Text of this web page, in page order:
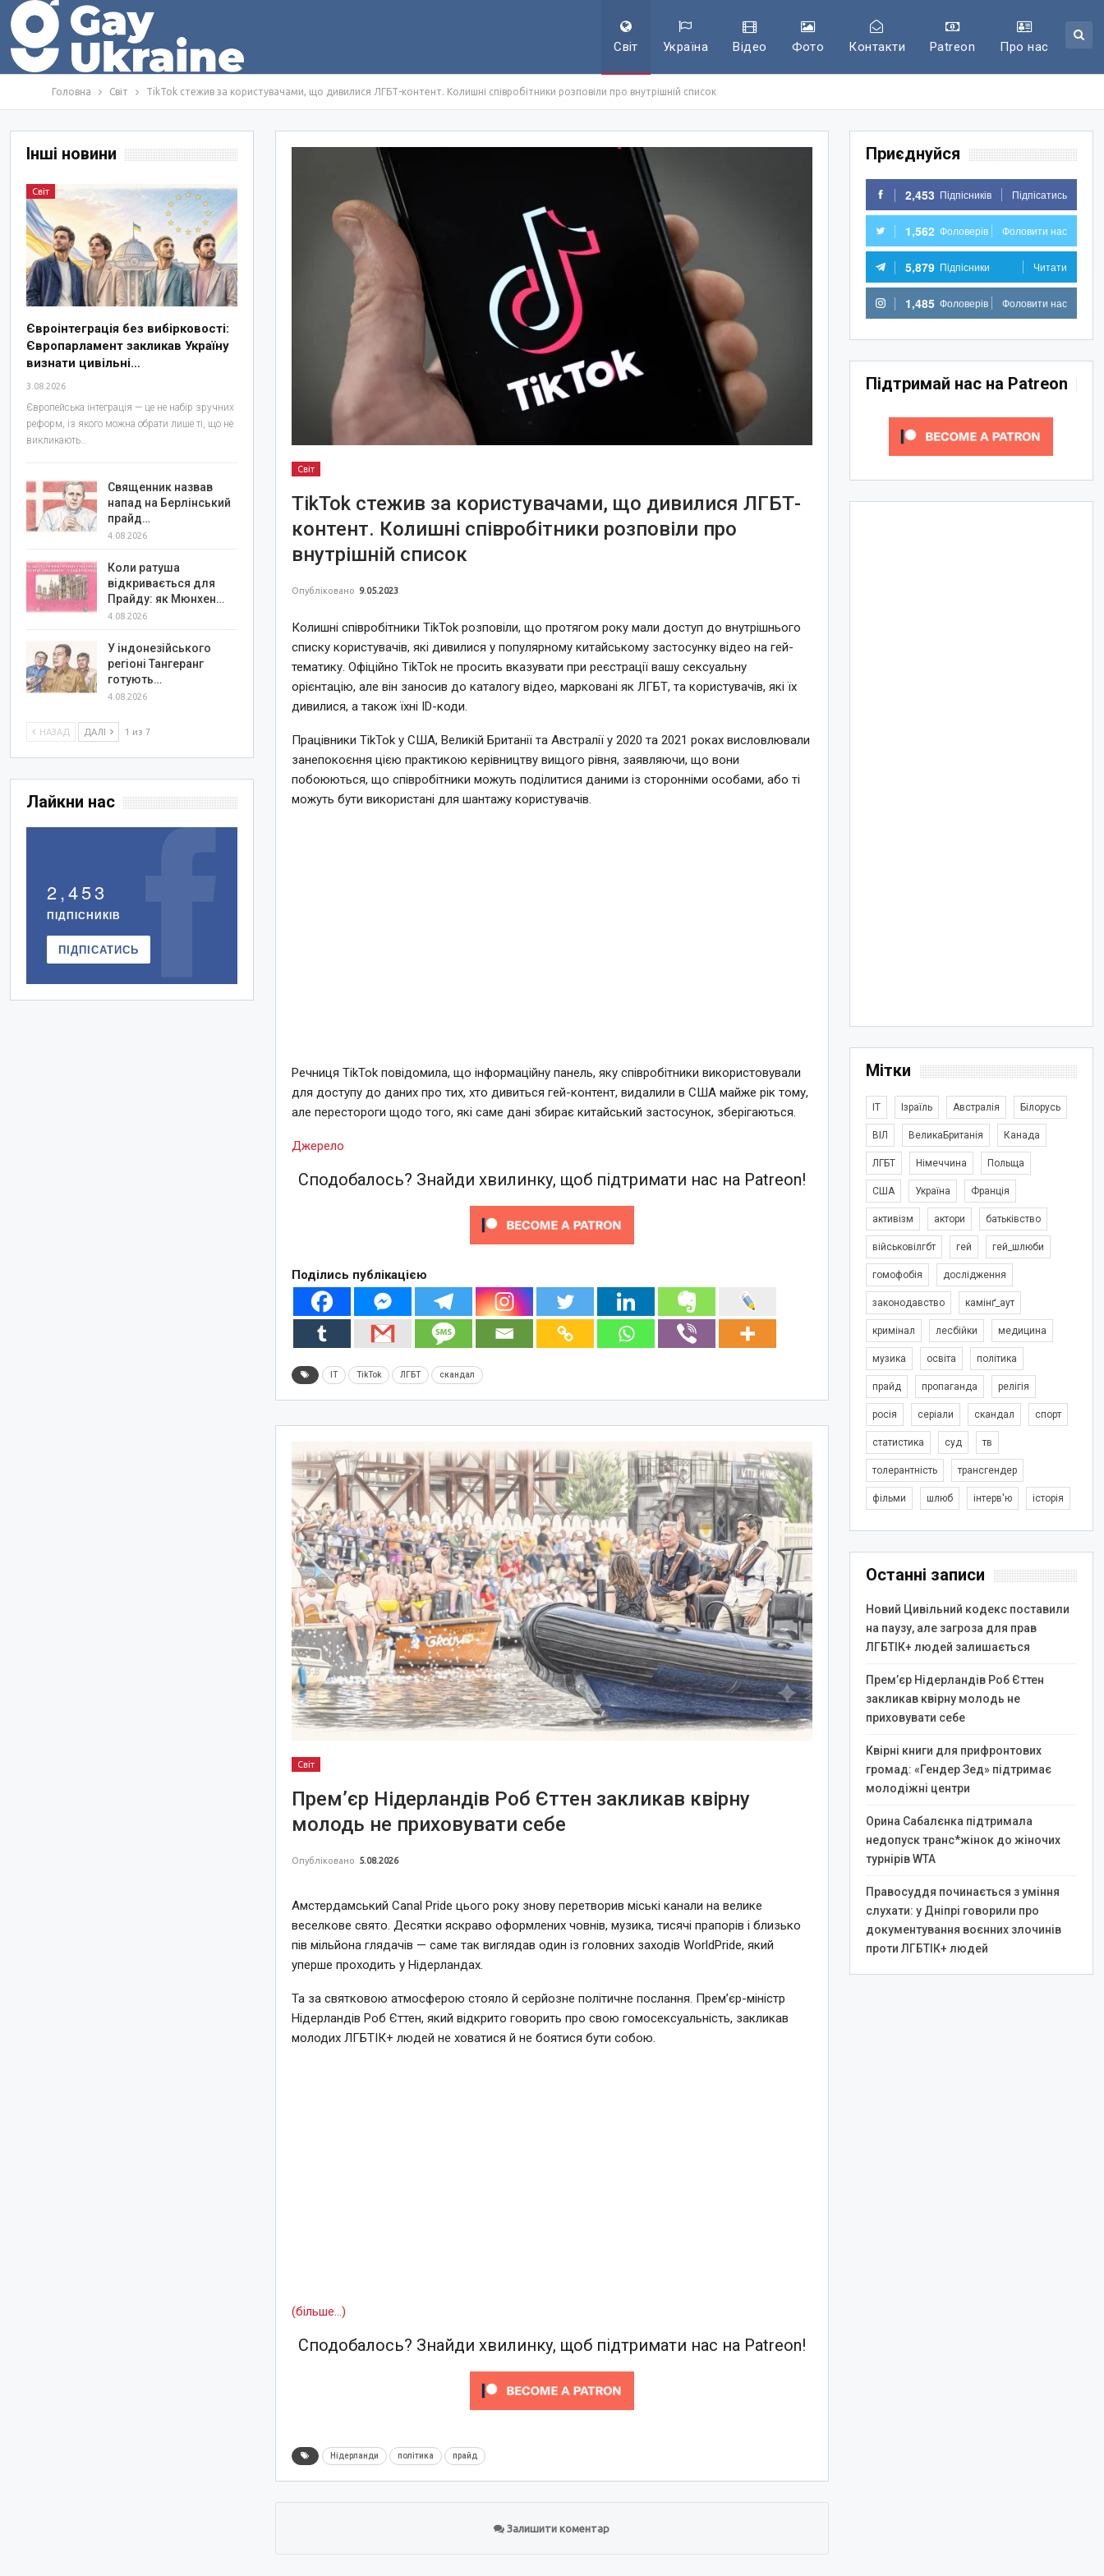
Світ Україна Відео Фото Контакти Patreon Про нас
Головна Світ TikTok стежив за користувачами, що дивилися ЛГБТ-контент. Колишні співробітники розповіли про внутрішній список
Світ
TikTok стежив за користувачами, що дивилися ЛГБТ-
контент. Колишні співробітники розповіли про
внутрішній список
Опубліковано 9.05.2023
Колишні співробітники TikTok розповіли, що протягом року мали доступ до внутрішнього
списку користувачів, які дивилися у популярному китайському застосунку відео на гей-
тематику. Офіційно TikTok не просить вказувати при реєстрації вашу сексуальну
орієнтацію, але він заносив до каталогу відео, марковані як ЛГБТ, та користувачів, які їх
дивилися, а також їхні ID-коди.
Працівники TikTok у США, Великій Британії та Австралії у 2020 та 2021 роках висловлювали
занепокоєння цією практикою керівництву вищого рівня, заявляючи, що вони
побоюються, що співробітники можуть поділитися даними із сторонніми особами, або ті
можуть бути використані для шантажу користувачів.
Речниця TikTok повідомила, що інформаційну панель, яку співробітники використовували
для доступу до даних про тих, хто дивиться гей-контент, видалили в США майже рік тому,
але перестороги щодо того, які саме дані збирає китайський застосунок, зберігаються.
Джерело
Сподобалось? Знайди хвилинку, щоб підтримати нас на Patreon!
Поділись публікацією
TikTok ЛГБТ скандал
Світ
Прем’єр Нідерландів Роб Єттен закликав квірну
молодь не приховувати себе
Опубліковано 5.08.2026
Амстердамський Canal Pride цього року знову перетворив міські канали на велике
веселкове свято. Десятки яскраво оформлених човнів, музика, тисячі прапорів і близько
пів мільйона глядачів — саме так виглядав один із головних заходів WorldPride, який
уперше проходить у Нідерландах.
Та за святковою атмосферою стояло й серйозне політичне послання. Прем’єр-міністр
Нідерландів Роб Єттен, який відкрито говорить про свою гомосексуальність, закликав
молодих ЛГБТІК+ людей не ховатися й не боятися бути собою.
(більше…)
Сподобалось? Знайди хвилинку, щоб підтримати нас на Patreon!
Нідерланди політика прайд
Залишити коментар
Приєднуйся
2,453 Підпісників Підпісатись
1,562 Фоловерів Фоловити нас
5,879 Підпісники Читати
1,485 Фоловерів Фоловити нас
Підтримай нас на Patreon
Мітки
IT Ізраїль Австралія Білорусь
ВІЛ ВеликаБританія Канада
ЛГБТ Німеччина Польща
США Україна Франція
активізм актори батьківство
військовілгбт гей гей_шлюби
гомофобія дослідження
законодавство камінґ_аут
кримінал лесбійки медицина
музика освіта політика
прайд пропаганда релігія
росія серіали скандал спорт
статистика суд тв
толерантність трансгендер
фільми шлюб інтерв'ю історія
Останні записи
Новий Цивільний кодекс поставили
на паузу, але загроза для прав
ЛГБТІК+ людей залишається
Прем’єр Нідерландів Роб Єттен
закликав квірну молодь не
приховувати себе
Квірні книги для прифронтових
громад: «Гендер Зед» підтримає
молодіжні центри
Орина Сабалєнка підтримала
недопуск транс*жінок до жіночих
турнірів WTA
Правосуддя починається з уміння
слухати: у Дніпрі говорили про
документування воєнних злочинів
проти ЛГБТІК+ людей
Інші новини
Світ
Євроінтеграція без вибірковості:
Європарламент закликав Україну
визнати цивільні…
3.08.2026
Європейська інтеграція — це не набір зручних
реформ, із якого можна обрати лише ті, що не
викликають…
Священник назвав
напад на Берлінський
прайд…
4.08.2026
Коли ратуша
відкривається для
Прайду: як Мюнхен…
4.08.2026
У індонезійського
регіоні Тангеранг
готують…
4.08.2026
НАЗАД ДАЛІ 1 из 7
Лайкни нас
2,453
ПІДПІСНИКІВ
ПІДПІСАТИСЬ